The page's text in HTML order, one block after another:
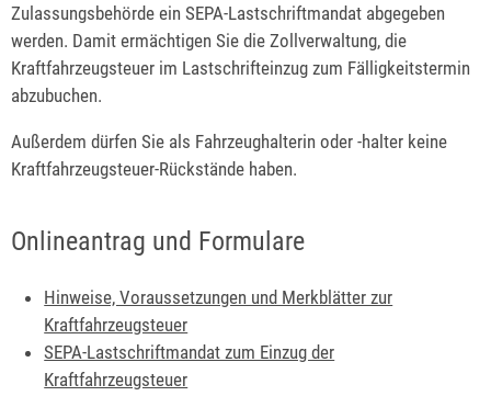
Zulassungsbehörde ein SEPA-Lastschriftmandat abgegeben
werden. Damit ermächtigen Sie die Zollverwaltung, die
Kraftfahrzeugsteuer im Lastschrifteinzug zum Fälligkeitstermin
abzubuchen.
Außerdem dürfen Sie als Fahrzeughalterin oder -halter keine
Kraftfahrzeugsteuer-Rückstände haben.
Onlineantrag und Formulare
Hinweise, Voraussetzungen und Merkblätter zur
Kraftfahrzeugsteuer
SEPA-Lastschriftmandat zum Einzug der
Kraftfahrzeugsteuer